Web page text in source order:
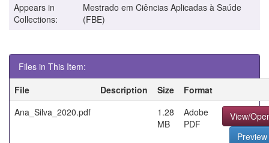
Appears in
Collections:
Mestrado em Ciências Aplicadas à Saúde
(FBE)
Files in This Item:
File
Description Size
Format
Ana_Silva_2020.pdf
1.28
MB
Adobe
PDF
View/
Preview